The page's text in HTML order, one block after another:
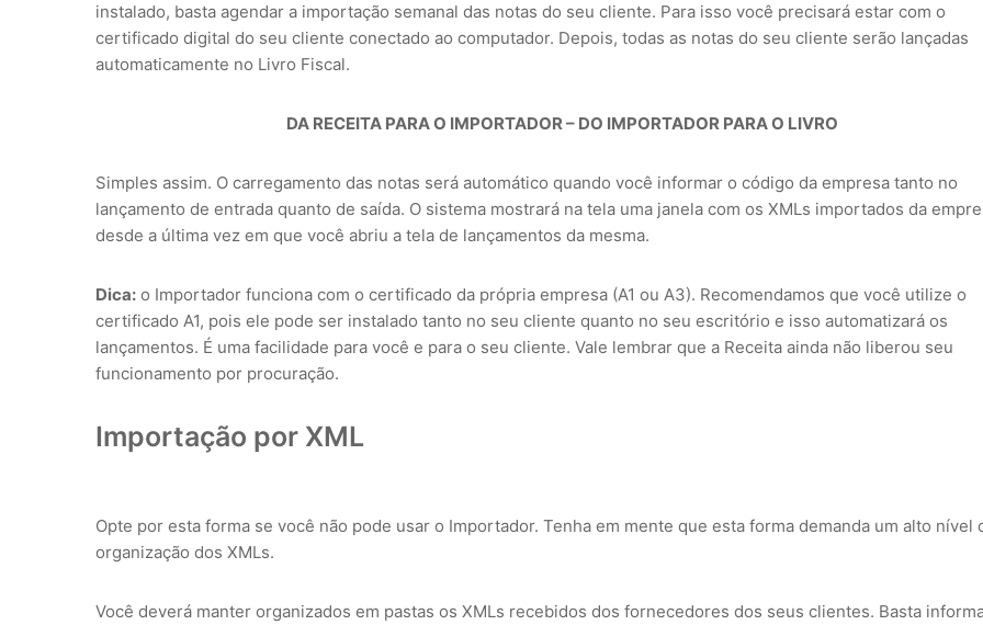
instalado, basta agendar a importação semanal das notas do seu cliente. Para isso você precisará estar com o
certificado digital do seu cliente conectado ao computador. Depois, todas as notas do seu cliente serão lançadas
automaticamente no Livro Fiscal.
DA RECEITA PARA O IMPORTADOR – DO IMPORTADOR PARA O LIVRO
Simples assim. O carregamento das notas será automático quando você informar o código da empresa tanto no
lançamento de entrada quanto de saída. O sistema mostrará na tela uma janela com os XMLs importados da
desde a última vez em que você abriu a tela de lançamentos da mesma.
Dica: o Importador funciona com o certificado da própria empresa (A1 ou A3). Recomendamos que você utilize o
certificado A1, pois ele pode ser instalado tanto no seu cliente quanto no seu escritório e isso automatizará os
lançamentos. É uma facilidade para você e para o seu cliente. Vale lembrar que a Receita ainda não liberou seu
funcionamento por procuração.
Importação por XML
Opte por esta forma se você não pode usar o Importador. Tenha em mente que esta forma demanda um alto nível
organização dos XMLs.
Você deverá manter organizados em pastas os XMLs recebidos dos fornecedores dos seus clientes. Basta